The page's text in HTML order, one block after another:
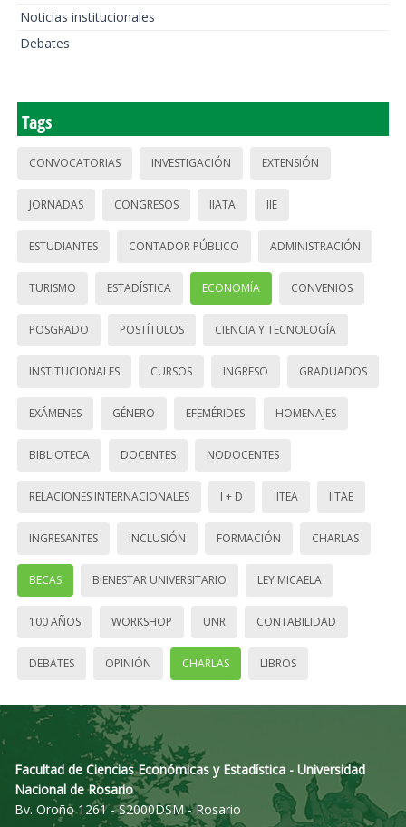
Noticias institucionales
Debates
Tags
CONVOCATORIAS INVESTIGACIÓN EXTENSIÓN
JORNADAS CONGRESOS IIATA IIE
ESTUDIANTES CONTADOR PÚBLICO ADMINISTRACIÓN
TURISMO ESTADÍSTICA ECONOMÍA CONVENIOS
POSGRADO POSTÍTULOS CIENCIA Y TECNOLOGÍA
INSTITUCIONALES CURSOS INGRESO GRADUADOS
EXÁMENES GÉNERO EFEMÉRIDES HOMENAJES
BIBLIOTECA DOCENTES NODOCENTES
RELACIONES INTERNACIONALES I + D IITEA IITAE
INGRESANTES INCLUSIÓN FORMACIÓN CHARLAS
BECAS BIENESTAR UNIVERSITARIO LEY MICAELA
100 AÑOS WORKSHOP UNR CONTABILIDAD
DEBATES OPINIÓN CHARLAS LIBROS
Facultad de Ciencias Económicas y Estadística - Universidad
Nacional de Rosario
Bv. Oroño 1261 - S2000DSM - Rosario